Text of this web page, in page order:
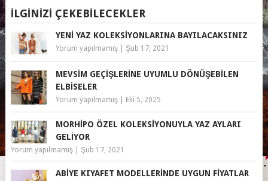
İLGINIZI ÇEKEBILECEKLER
YENI YAZ KOLEKSIYONLARINA BAYILACAKSINIZ
Yorum yapılmamış| Şub 17, 2021
MEVSIM GEÇIŞLERINE UYUMLU DÖNÜŞEBILEN
ELBISELER
Yorum yapılmamış| Eki 5, 2025
MORHIPO ÖZEL KOLEKSIYONUYLA YAZ AYLARI
GELIYOR
Yorum yapılmamış| Şub 17, 2021
ABIYE KIYAFET MODELLERINDE UYGUN FIYATLAR